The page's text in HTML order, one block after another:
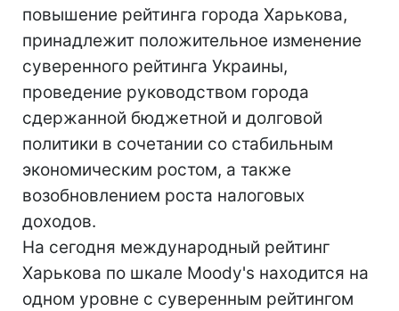
повышение рейтинга города Харькова,
принадлежит положительное изменение
суверенного рейтинга Украины,
проведение руководством города
сдержанной бюджетной и долговой
политики в сочетании со стабильным
экономическим ростом, а также
возобновлением роста налоговых
доходов.
На сегодня международный рейтинг
Харькова по шкале Moody's находится на
одном уровне с суверенным рейтингом